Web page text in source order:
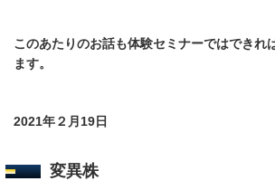
このあたりのお話も体験セミナーではできれ
ます。
2021年２月19日
変異株